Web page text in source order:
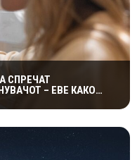
СПРЕЧАТ
– ЕВЕ КАКО